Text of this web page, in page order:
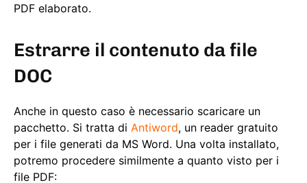
PDF elaborato.
Estrarre il contenuto da file
DOC
Anche in questo caso è necessario scaricare un
pacchetto. Si tratta di Antiword, un reader gratuito
per i file generati da MS Word. Una volta installato,
potremo procedere similmente a quanto visto per i
file PDF: